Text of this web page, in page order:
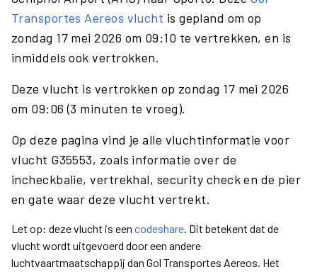
Transportes Aereos vlucht is gepland om op
zondag 17 mei 2026 om 09:10 te vertrekken, en is
inmiddels ook vertrokken.
Deze vlucht is vertrokken op zondag 17 mei 2026
om 09:06 (3 minuten te vroeg).
Op deze pagina vind je alle vluchtinformatie voor
vlucht G35553, zoals informatie over de
incheckbalie, vertrekhal, security check en de pier
en gate waar deze vlucht vertrekt.
Let op: deze vlucht is een codeshare. Dit betekent dat de
vlucht wordt uitgevoerd door een andere
luchtvaartmaatschappij dan Gol Transportes Aereos. Het